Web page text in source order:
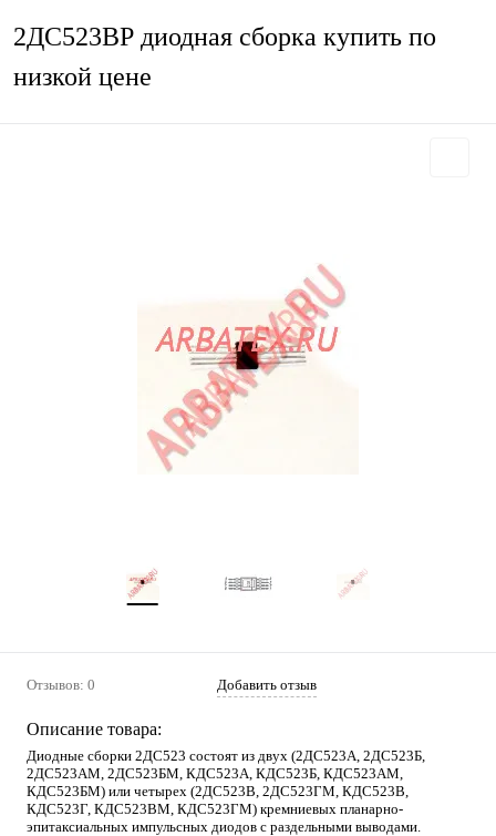
2ДС523ВР диодная сборка купить по
низкой цене
Отзывов: 0 Добавить отзыв
Описание товара:
Диодные сборки 2ДС523 состоят из двух (2ДС523А, 2ДС523Б,
2ДС523АМ, 2ДС523БМ, КДС523А, КДС523Б, КДС523АМ,
КДС523БМ) или четырех (2ДС523В, 2ДС523ГМ, КДС523В,
КДС523Г, КДС523ВМ, КДС523ГМ) кремниевых планарно-
эпитаксиальных импульсных диодов с раздельными выводами.